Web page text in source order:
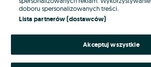
Nie pamiętasz hasła?
Zaloguj się
doboru spersonalizowanych treści.
Lista partnerów (dostawców)
Akceptuj wszystkie